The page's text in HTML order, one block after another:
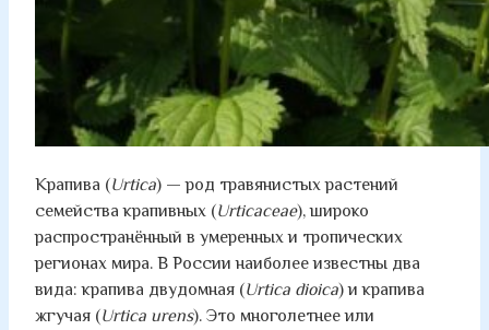
Крапива (Urtica) — род травянистых растений
семейства крапивных (Urticaceae), широко
распространённый в умеренных и тропических
регионах мира. В России наиболее известны два
вида: крапива двудомная (Urtica dioica) и крапива
жгучая (Urtica urens). Это многолетнее или